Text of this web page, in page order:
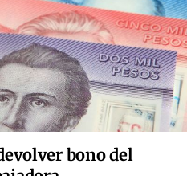
bono del